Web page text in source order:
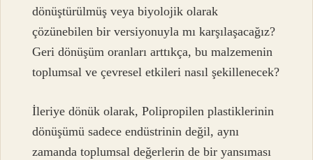
dönüştürülmüş veya biyolojik olarak
çözünebilen bir versiyonuyla mı karşılaşacağız?
Geri dönüşüm oranları arttıkça, bu malzemenin
toplumsal ve çevresel etkileri nasıl şekillenecek?
İleriye dönük olarak, Polipropilen plastiklerinin
dönüşümü sadece endüstrinin değil, aynı
zamanda toplumsal değerlerin de bir yansıması